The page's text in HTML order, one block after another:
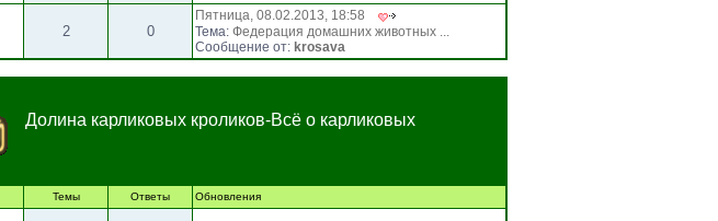
2 0
Пятница, 08.02.2013, 18:58
Тема: Федерация домашних животных ...
Сообщение от: krosava
Долина карликовых кроликов-Всё о карликовых
Темы Ответы Обновления